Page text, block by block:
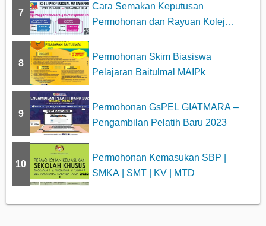
7
Cara Semakan Keputusan
Permohonan dan Rayuan Kolej
8
Permohonan Skim Biasiswa
Pelajaran Baitulmal MAIPk
9
Permohonan GsPEL GIATMARA –
Pengambilan Pelatih Baru 2023
10
Permohonan Kemasukan SBP |
SMKA | SMT | KV | MTD